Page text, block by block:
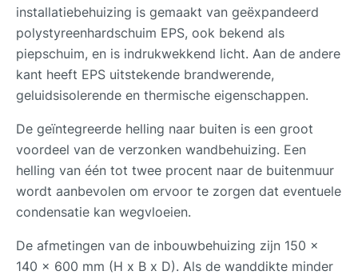
installatiebehuizing is gemaakt van geëxpandeerd
polystyreenhardschuim EPS, ook bekend als
piepschuim, en is indrukwekkend licht. Aan de andere
kant heeft EPS uitstekende brandwerende,
geluidsisolerende en thermische eigenschappen.
De geïntegreerde helling naar buiten is een groot
voordeel van de verzonken wandbehuizing. Een
helling van één tot twee procent naar de buitenmuur
wordt aanbevolen om ervoor te zorgen dat eventuele
condensatie kan wegvloeien.
De afmetingen van de inbouwbehuizing zijn 150 x
140 x 600 mm (H x B x D). Als de wanddikte minder